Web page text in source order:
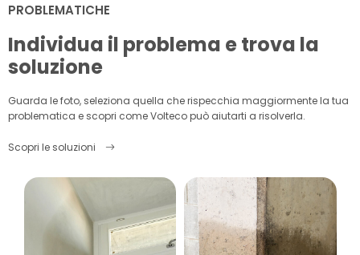
PROBLEMATICHE
Individua il problema e trova la
soluzione
Guarda le foto, seleziona quella che rispecchia maggiormente la tua
problematica e scopri come Volteco può aiutarti a risolverla.
Scopri le soluzioni